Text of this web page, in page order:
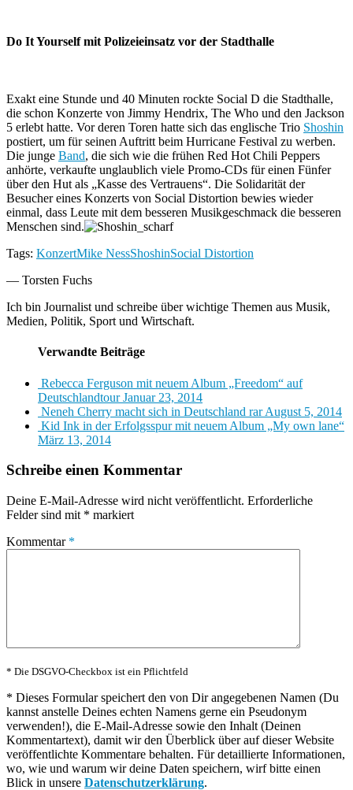
Do It Yourself mit Polizeieinsatz vor der Stadthalle
Exakt eine Stunde und 40 Minuten rockte Social D die Stadthalle,
die schon Konzerte von Jimmy Hendrix, The Who und den Jackson
5 erlebt hatte. Vor deren Toren hatte sich das englische Trio Shoshin
postiert, um für seinen Auftritt beim Hurricane Festival zu werben.
Die junge Band, die sich wie die frühen Red Hot Chili Peppers
anhörte, verkaufte unglaublich viele Promo-CDs für einen Fünfer
über den Hut als „Kasse des Vertrauens“. Die Solidarität der
Besucher eines Konzerts von Social Distortion bewies wieder
einmal, dass Leute mit dem besseren Musikgeschmack die besseren
Menschen sind.
Tags: KonzertMike NessShoshinSocial Distortion
— Torsten Fuchs
Ich bin Journalist und schreibe über wichtige Themen aus Musik,
Medien, Politik, Sport und Wirtschaft.
Verwandte Beiträge
Rebecca Ferguson mit neuem Album „Freedom“ auf
Deutschlandtour Januar 23, 2014
Neneh Cherry macht sich in Deutschland rar August 5, 2014
Kid Ink in der Erfolgsspur mit neuem Album „My own lane“
März 13, 2014
Schreibe einen Kommentar
Deine E-Mail-Adresse wird nicht veröffentlicht. Erforderliche
Felder sind mit * markiert
Kommentar *
* Die DSGVO-Checkbox ist ein Pflichtfeld
* Dieses Formular speichert den von Dir angegebenen Namen (Du
kannst anstelle Deines echten Namens gerne ein Pseudonym
verwenden!), die E-Mail-Adresse sowie den Inhalt (Deinen
Kommentartext), damit wir den Überblick über auf dieser Website
veröffentlichte Kommentare behalten. Für detaillierte Informationen,
wo, wie und warum wir deine Daten speichern, wirf bitte einen
Blick in unsere Datenschutzerklärung.